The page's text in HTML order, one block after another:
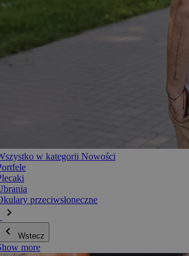
w kategorii Nowości
przeciwsłoneczne
Wstecz
more